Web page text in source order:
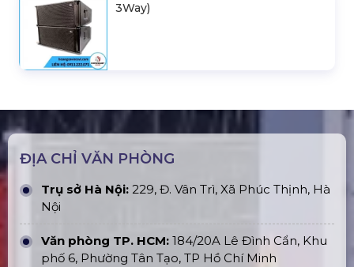
3Way)
ĐỊA CHỈ VĂN PHÒNG
Trụ sở Hà Nội: 229, Đ. Vân Trì, Xã Phúc Thịnh, Hà
Nội
Văn phòng TP. HCM: 184/20A Lê Đình Cẩn, Khu
phố 6, Phường Tân Tạo, TP Hồ Chí Minh